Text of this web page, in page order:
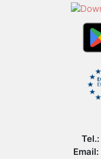
Tel.:
Email: